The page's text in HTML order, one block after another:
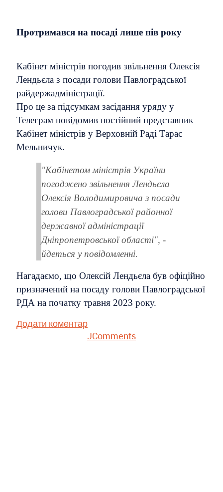
Протримався на посаді лише пів року
Кабінет міністрів погодив звільнення Олексія
Лендьєла з посади голови Павлоградської
райдержадміністрації.
Про це за підсумкам засідання уряду у
Телеграм повідомив постійний представник
Кабінет міністрів у Верховній Раді Тарас
Мельничук.
"Кабінетом міністрів України
погоджено звільнення Лендьєла
Олексія Володимировича з посади
голови Павлоградської районної
державної адміністрації
Дніпропетровської області", -
йдеться у повідомленні.
Нагадаємо, що Олексій Лендьєла був офіційно
призначений на посаду голови Павлоградської
РДА на початку травня 2023 року.
Додати коментар
JComments